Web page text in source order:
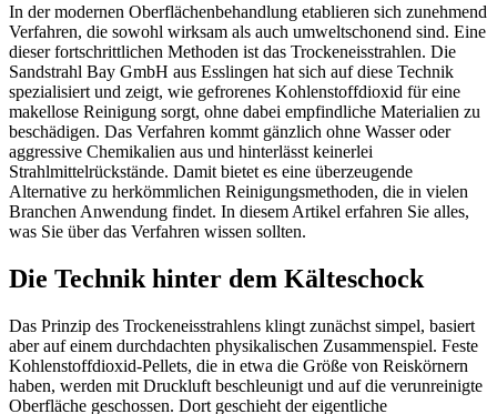
In der modernen Oberflächenbehandlung etablieren sich zunehmend
Verfahren, die sowohl wirksam als auch umweltschonend sind. Eine
dieser fortschrittlichen Methoden ist das Trockeneisstrahlen. Die
Sandstrahl Bay GmbH aus Esslingen hat sich auf diese Technik
spezialisiert und zeigt, wie gefrorenes Kohlenstoffdioxid für eine
makellose Reinigung sorgt, ohne dabei empfindliche Materialien zu
beschädigen. Das Verfahren kommt gänzlich ohne Wasser oder
aggressive Chemikalien aus und hinterlässt keinerlei
Strahlmittelrückstände. Damit bietet es eine überzeugende
Alternative zu herkömmlichen Reinigungsmethoden, die in vielen
Branchen Anwendung findet. In diesem Artikel erfahren Sie alles,
was Sie über das Verfahren wissen sollten.
Die Technik hinter dem Kälteschock
Das Prinzip des Trockeneisstrahlens klingt zunächst simpel, basiert
aber auf einem durchdachten physikalischen Zusammenspiel. Feste
Kohlenstoffdioxid-Pellets, die in etwa die Größe von Reiskörnern
haben, werden mit Druckluft beschleunigt und auf die verunreinigte
Oberfläche geschossen. Dort geschieht der eigentliche